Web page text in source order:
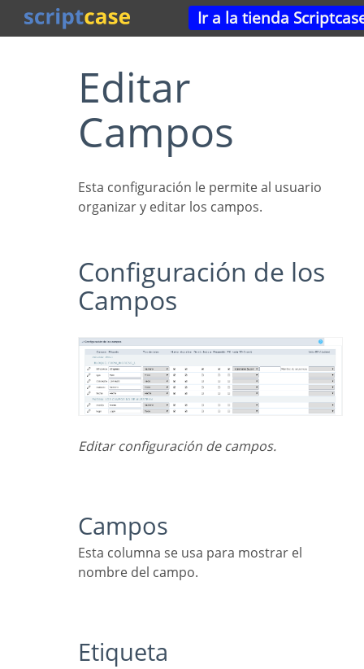
Ir a la tienda
Editar
Campos
Esta configuración le permite al usuario
organizar y editar los campos.
Configuración de los
Campos
Editar configuración de campos.
Campos
Esta columna se usa para mostrar el
nombre del campo.
Etiqueta